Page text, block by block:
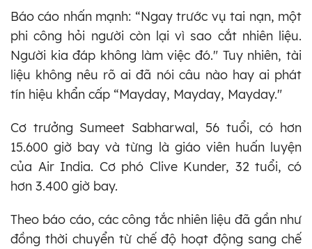
Báo cáo nhấn mạnh: “Ngay trước vụ tai nạn, một
phi công hỏi người còn lại vì sao cắt nhiên liệu.
Người kia đáp không làm việc đó." Tuy nhiên, tài
liệu không nêu rõ ai đã nói câu nào hay ai phát
tín hiệu khẩn cấp “Mayday, Mayday, Mayday."
Cơ trưởng Sumeet Sabharwal, 56 tuổi, có hơn
15.600 giờ bay và từng là giáo viên huấn luyện
của Air India. Cơ phó Clive Kunder, 32 tuổi, có
hơn 3.400 giờ bay.
Theo báo cáo, các công tắc nhiên liệu đã gần như
đồng thời chuyển từ chế độ hoạt động sang chế